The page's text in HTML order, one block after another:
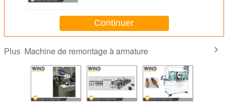
Continuer
Plus Machine de remontage à armature